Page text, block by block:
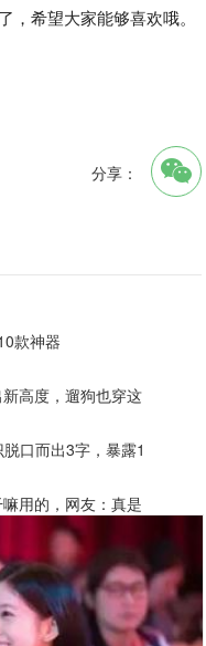
希望大家能够喜欢哦。
分享：
款神器
高度，遛狗也穿这
口而出3字，暴露1
用的，网友：真是